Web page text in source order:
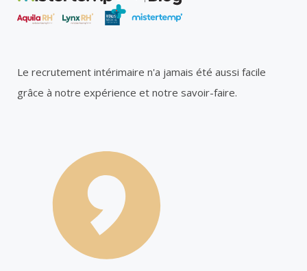
Le recrutement intérimaire n'a jamais été aussi facile
grâce à notre expérience et notre savoir-faire.